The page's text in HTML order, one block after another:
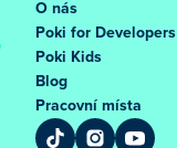
O nás
Poki for Developers
Poki Kids
Blog
Pracovní místa